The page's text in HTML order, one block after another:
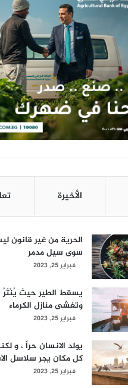
الأخيرة
الحرية من غير قانون
سوى سيل مدمر
فبراير 25, 2023
يسقط الطير حيث يُنْثَرُ
وتغشى منازل الكرماء
فبراير 25, 2023
يولد الانسان حراً ، و
كل مكان يجر سلاسل
فبراير 25, 2023